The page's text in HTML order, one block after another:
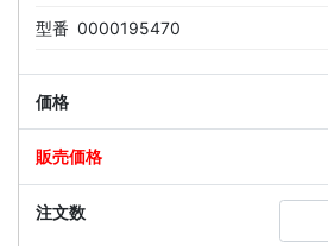
型番 0000195470